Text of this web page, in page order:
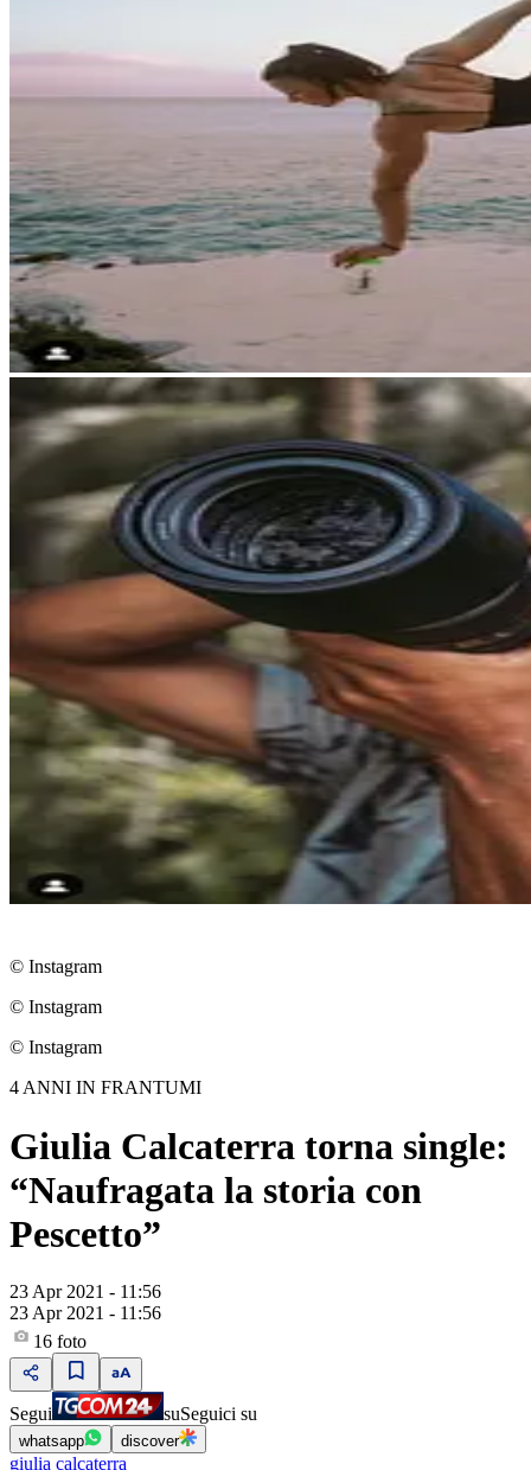
© Instagram
© Instagram
© Instagram
4 ANNI IN FRANTUMI
Giulia Calcaterra torna single:
“Naufragata la storia con
Pescetto”
23 Apr 2021 - 11:56
23 Apr 2021 - 11:56
16 foto
Segui suSeguici su
whatsapp discover
giulia calcaterra